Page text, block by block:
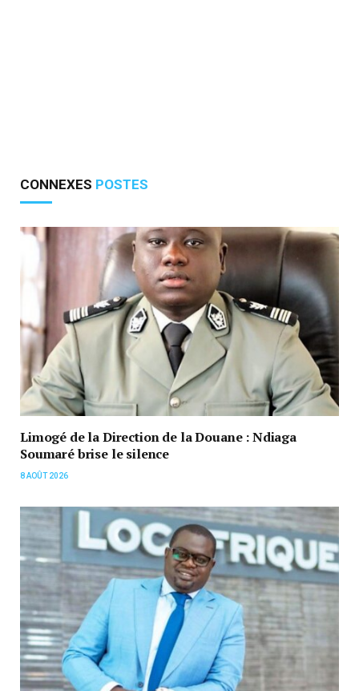
CONNEXES POSTES
Limogé de la Direction de la Douane : Ndiaga
Soumaré brise le silence
8 AOÛT 2026